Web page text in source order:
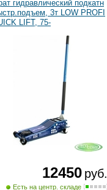
гидравлический подкатн
3т LOW PROFI
LIFT, 75-
12450 руб.
Есть на центр. складе